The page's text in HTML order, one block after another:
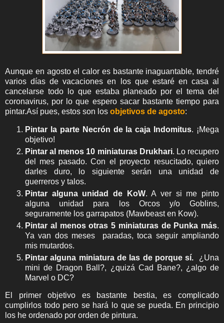
Aunque en agosto el calor es bastante inaguantable, tendré
varios días de vacaciones en los que estaré en casa al
cancelarse todo lo que estaba planeado por el tema del
coronavirus, por lo que espero sacar bastante tiempo para
pintar.Así pues, estos son los objetivos de agosto:
Pintar la parte Necrón de la caja Indomitus. ¡Mega
objetivo!
Pintar al menos 10 miniaturas Drukhari. Lo recupero
del mes pasado. Con el proyecto resucitado, quiero
darles duro, lo siguiente serán una unidad de
guerreros y talos.
Pintar alguna unidad de KoW. A ver si me pinto
alguna unidad para los Orcos y/o Goblins,
seguramente los garrapatos (Mawbeast en Kow).
Pintar al menos otras 5 miniaturas de Punka más.
Ya van dos meses paradas, toca seguir ampliando
mis mutardos.
Pintar alguna miniatura de las de porque sí. ¿Una
mini de Dragon Ball?, ¿quizá Cad Bane?, ¿algo de
Marvel o DC?
El primer objetivo es bastante bestia, es complicado
cumplirlos todo pero se hará lo que se pueda. En principio
los he ordenado por orden de pintura.